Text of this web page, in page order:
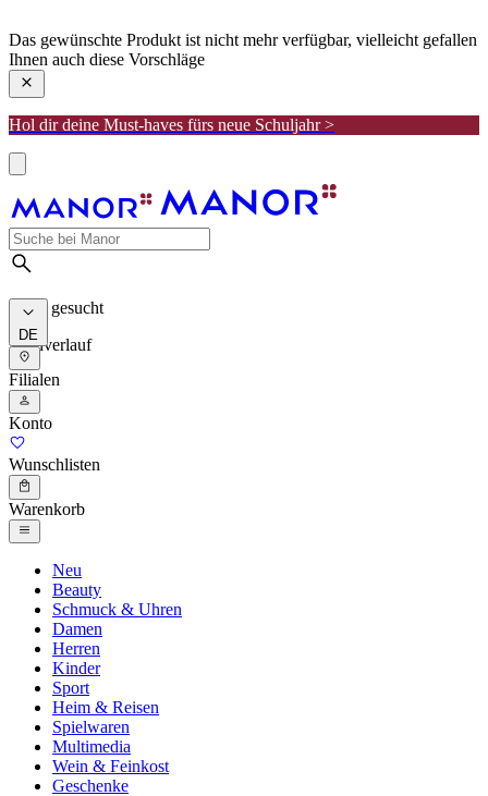
Das gewünschte Produkt ist nicht mehr verfügbar, vielleicht gefallen
Ihnen auch diese Vorschläge
Hol dir deine Must-haves fürs neue Schuljahr >
Meist gesucht
Suchverlauf
DE
Filialen
Konto
Wunschlisten
Warenkorb
Neu
Beauty
Schmuck & Uhren
Damen
Herren
Kinder
Sport
Heim & Reisen
Spielwaren
Multimedia
Wein & Feinkost
Geschenke